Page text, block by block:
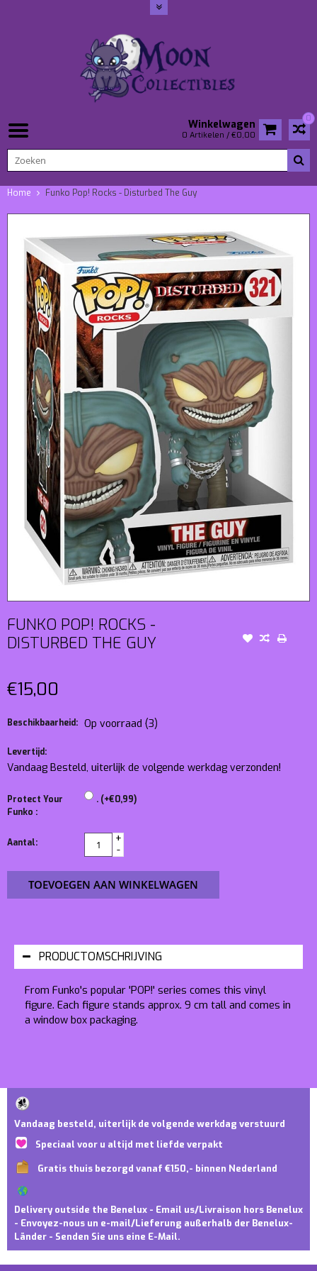
0
Winkelwagen
0 Artikelen / €0,00
Home Funko Pop! Rocks - Disturbed The Guy
FUNKO POP! ROCKS -
DISTURBED THE GUY
€15,00
Beschikbaarheid: Op voorraad (3)
Levertijd:
Vandaag Besteld, uiterlijk de volgende werkdag verzonden!
Protect Your
Funko :
. (+€0,99)
Aantal:
+
-
TOEVOEGEN AAN WINKELWAGEN
PRODUCTOMSCHRIJVING
From Funko's popular 'POP!' series comes this vinyl
figure. Each figure stands approx. 9 cm tall and comes in
a window box packaging.
Vandaag besteld, uiterlijk de volgende werkdag verstuurd
Speciaal voor u altijd met liefde verpakt
Gratis thuis bezorgd vanaf €150,- binnen Nederland
Delivery outside the Benelux - Email us/Livraison hors Benelux
- Envoyez-nous un e-mail/Lieferung außerhalb der Benelux-
Länder - Senden Sie uns eine E-Mail.